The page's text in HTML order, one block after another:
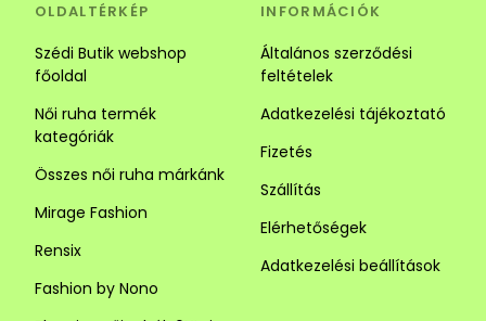
OLDALTÉRKÉP
Szédi Butik webshop
főoldal
Női ruha termék
kategóriák
Összes női ruha márkánk
Mirage Fashion
Rensix
Fashion by Nono
INFORMÁCIÓK
Általános szerződési
feltételek
Adatkezelési tájékoztató
Fizetés
Szállítás
Elérhetőségek
Adatkezelési beállítások